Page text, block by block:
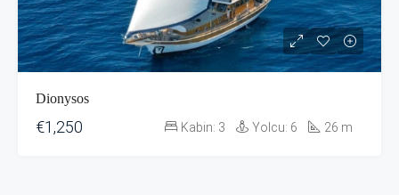
Dionysos
€1,250 Kabin: 3 Yolcu: 6 26 m